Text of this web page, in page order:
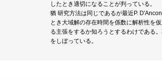
したとき適切になることが判っている。
猶 研究方法は同じであるが最近P.
とき大域解の存在時間を係数に解析性を
る主張をするか知ろうとするわけである
をしぼっている。